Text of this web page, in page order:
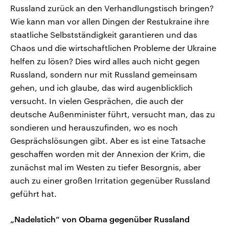
Russland zurück an den Verhandlungstisch bringen?
Wie kann man vor allen Dingen der Restukraine ihre
staatliche Selbstständigkeit garantieren und das
Chaos und die wirtschaftlichen Probleme der Ukraine
helfen zu lösen? Dies wird alles auch nicht gegen
Russland, sondern nur mit Russland gemeinsam
gehen, und ich glaube, das wird augenblicklich
versucht. In vielen Gesprächen, die auch der
deutsche Außenminister führt, versucht man, das zu
sondieren und herauszufinden, wo es noch
Gesprächslösungen gibt. Aber es ist eine Tatsache
geschaffen worden mit der Annexion der Krim, die
zunächst mal im Westen zu tiefer Besorgnis, aber
auch zu einer großen Irritation gegenüber Russland
geführt hat.
„Nadelstich“ von Obama gegenüber Russland